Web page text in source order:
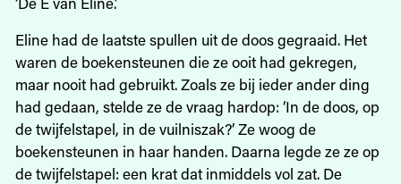
Eline had de laatste spullen uit de doos gegraaid. Het
waren de boekensteunen die ze ooit had gekregen,
maar nooit had gebruikt. Zoals ze bij ieder ander ding
had gedaan, stelde ze de vraag hardop: ‘In de doos, op
de twijfelstapel, in de vuilniszak?’ Ze woog de
boekensteunen in haar handen. Daarna legde ze ze op
de twijfelstapel: een krat dat inmiddels vol zat. De